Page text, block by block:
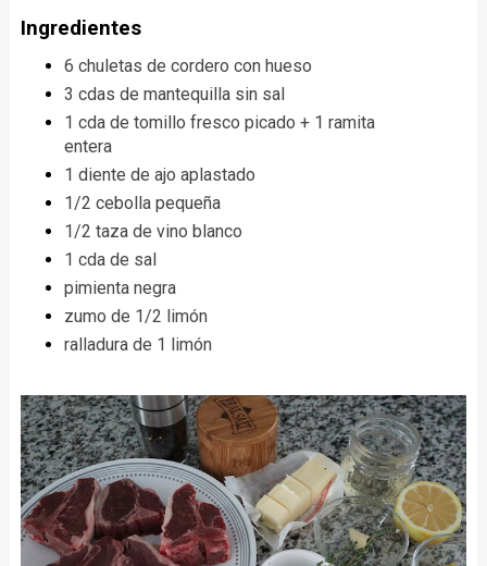
Ingredientes
6 chuletas de cordero con hueso
3 cdas de mantequilla sin sal
1 cda de tomillo fresco picado + 1 ramita
entera
1 diente de ajo aplastado
1/2 cebolla pequeña
1/2 taza de vino blanco
1 cda de sal
pimienta negra
zumo de 1/2 limón
ralladura de 1 limón